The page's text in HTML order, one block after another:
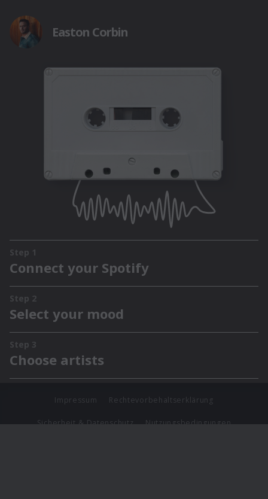
Impressum Rechtevorbehaltserklärung
Sicherheit & Datenschutz Nutzungsbedingungen